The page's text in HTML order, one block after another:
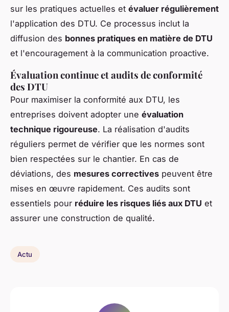
sur les pratiques actuelles et évaluer régulièrement
l'application des DTU. Ce processus inclut la
diffusion des bonnes pratiques en matière de DTU
et l'encouragement à la communication proactive.
Évaluation continue et audits de conformité
des DTU
Pour maximiser la conformité aux DTU, les
entreprises doivent adopter une évaluation
technique rigoureuse. La réalisation d'audits
réguliers permet de vérifier que les normes sont
bien respectées sur le chantier. En cas de
déviations, des mesures correctives peuvent être
mises en œuvre rapidement. Ces audits sont
essentiels pour réduire les risques liés aux DTU et
assurer une construction de qualité.
Actu